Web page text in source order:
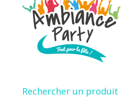
Rechercher un produit